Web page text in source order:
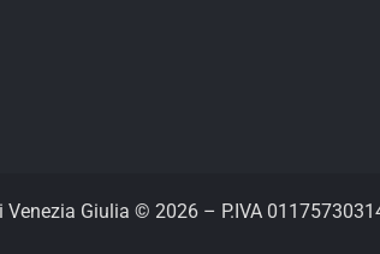
Venezia Giulia © 2026 – P.IVA